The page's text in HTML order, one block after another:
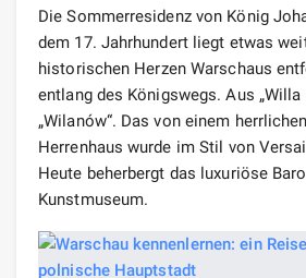
Die Sommerresidenz von König
dem 17. Jahrhundert liegt etwas
historischen Herzen Warschaus
entlang des Königswegs. Aus „Willa
„Wilanów“. Das von einem
Herrenhaus wurde im Stil von
Heute beherbergt das luxuriöse
Kunstmuseum.